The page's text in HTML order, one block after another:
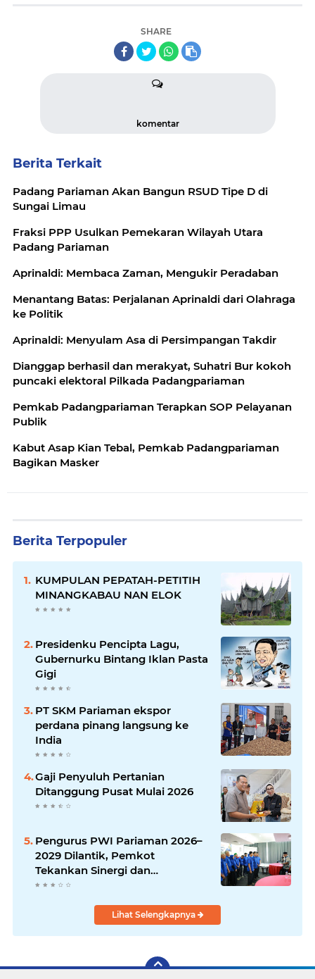
SHARE
komentar
Berita Terkait
Padang Pariaman Akan Bangun RSUD Tipe D di
Sungai Limau
Fraksi PPP Usulkan Pemekaran Wilayah Utara
Padang Pariaman
Aprinaldi: Membaca Zaman, Mengukir Peradaban
Menantang Batas: Perjalanan Aprinaldi dari Olahraga
ke Politik
Aprinaldi: Menyulam Asa di Persimpangan Takdir
Dianggap berhasil dan merakyat, Suhatri Bur kokoh
puncaki elektoral Pilkada Padangpariaman
Pemkab Padangpariaman Terapkan SOP Pelayanan
Publik
Kabut Asap Kian Tebal, Pemkab Padangpariaman
Bagikan Masker
Berita Terpopuler
KUMPULAN PEPATAH-PETITIH
MINANGKABAU NAN ELOK
Presidenku Pencipta Lagu,
Gubernurku Bintang Iklan Pasta
Gigi
PT SKM Pariaman ekspor
perdana pinang langsung ke
India
Gaji Penyuluh Pertanian
Ditanggung Pusat Mulai 2026
Pengurus PWI Pariaman 2026–
2029 Dilantik, Pemkot
Tekankan Sinergi dan
Profesionalisme Pers
Lihat Selengkapnya